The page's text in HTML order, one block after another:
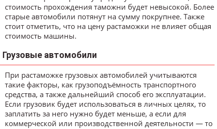
стоимость прохождения таможни будет невысокой. Более
старые автомобили потянут на сумму покрупнее. Также
стоит отметить, что на цену растаможки не влияет общая
стоимость машины.
Грузовые автомобили
При растаможке грузовых автомобилей учитываются
такие факторы, как грузоподъёмность транспортного
средства, а также дальнейший способ его эксплуатации.
Если грузовик будет использоваться в личных целях, то
заплатить за него нужно будет меньше, а если для
коммерческой или производственной деятельности — то